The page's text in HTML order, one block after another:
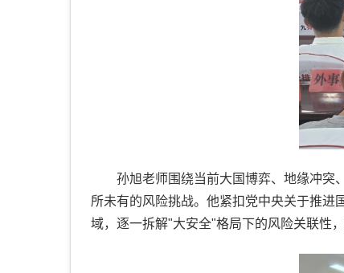
孙旭老师围绕当前大国博弈、地缘冲突
所未有的风险挑战。他紧扣党中央关于推进
域，逐一拆解"大安全"格局下的风险关联性